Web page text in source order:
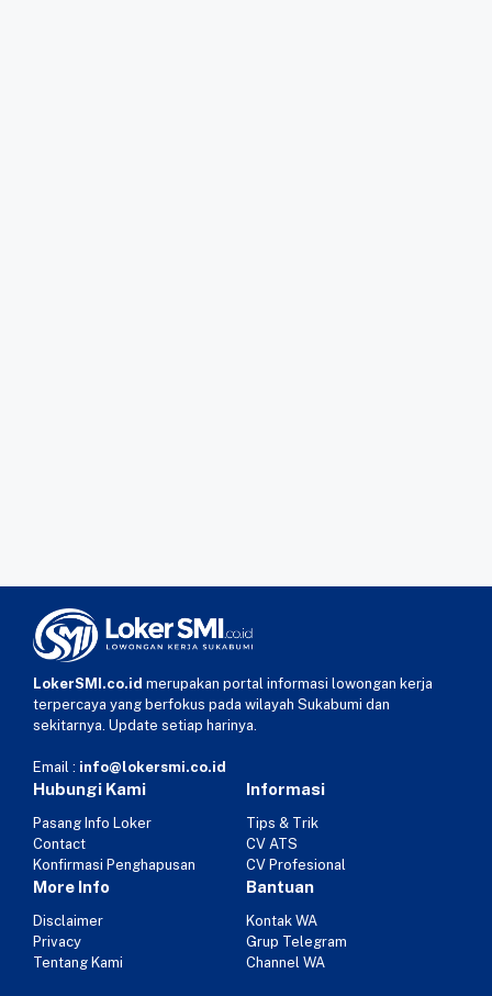
LokerSMI.co.id merupakan portal informasi lowongan kerja
terpercaya yang berfokus pada wilayah Sukabumi dan
sekitarnya. Update setiap harinya.
Email : info@lokersmi.co.id
Hubungi Kami
Pasang Info Loker
Contact
Konfirmasi Penghapusan
Informasi
Tips & Trik
CV ATS
CV Profesional
More Info
Disclaimer
Privacy
Tentang Kami
Bantuan
Kontak WA
Grup Telegram
Channel WA